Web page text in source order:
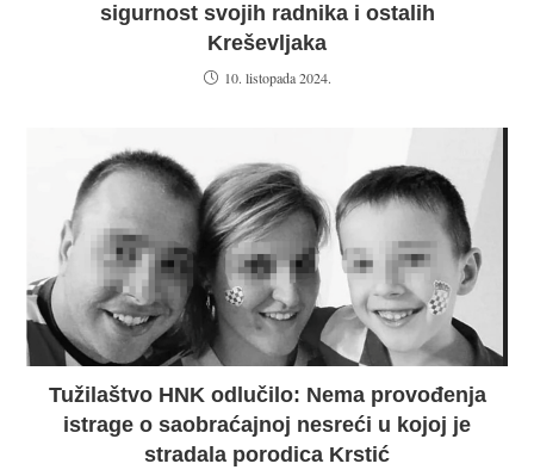
sigurnost svojih radnika i ostalih
Kreševljaka
10. listopada 2024.
Tužilaštvo HNK odlučilo: Nema provođenja
istrage o saobraćajnoj nesreći u kojoj je
stradala porodica Krstić